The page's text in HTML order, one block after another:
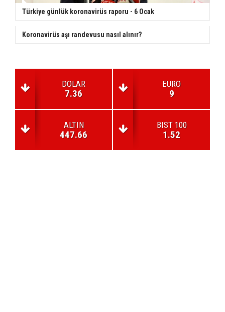
Türkiye günlük koronavirüs raporu - 6 Ocak
Koronavirüs aşı randevusu nasıl alınır?
DOLAR
7.36
EURO
9
ALTIN
447.66
BIST 100
1.52